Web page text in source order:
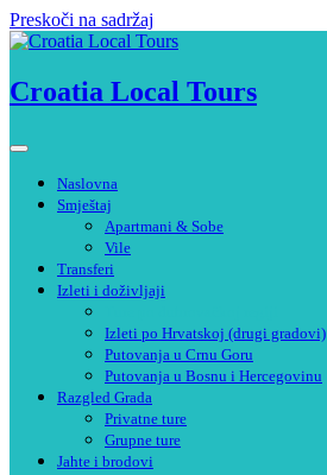
Preskoči na sadržaj
Croatia Local Tours
Naslovna
Smještaj
Apartmani & Sobe
Vile
Transferi
Izleti i doživljaji
Izleti po Hrvatskoj (drugi gradovi)
Putovanja u Crnu Goru
Putovanja u Bosnu i Hercegovinu
Razgled Grada
Privatne ture
Grupne ture
Jahte i brodovi